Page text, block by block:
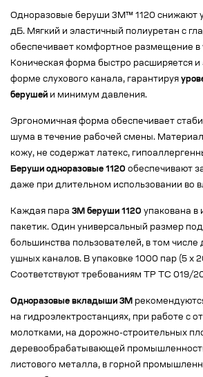
Одноразовые беруши 3М™ 1120 снижают
дБ. Мягкий и эластичный полиуретан с
обеспечивает комфортное размещение
Коническая форма быстро расширяется и
форме слухового канала, гарантируя
берушей и минимум давления.
Эргономичная форма обеспечивает
шума в течение рабочей смены.
кожу, не содержат латекс,
Беруши одноразовые 1120 обеспечивают
даже при длительном использовании во
Каждая пара 3M беруши 1120 упакована в
пакетик. Один универсальный размер
большинства пользователей, в том числе
ушных каналов. В упаковке 1000 пар (5 х
Соответствуют требованиям ТР ТС 019/
Одноразовые вкладыши 3M
на гидроэлектростанциях, при работе с
молотками, на дорожно-строительных
деревообрабатывающей
листового металла, в горной